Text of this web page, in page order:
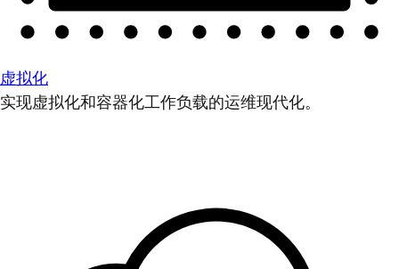
虚拟化
实现虚拟化和容器化工作负载的运维现代化。